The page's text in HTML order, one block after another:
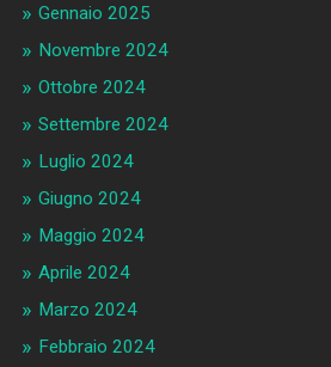
Gennaio 2025
Novembre 2024
Ottobre 2024
Settembre 2024
Luglio 2024
Giugno 2024
Maggio 2024
Aprile 2024
Marzo 2024
Febbraio 2024